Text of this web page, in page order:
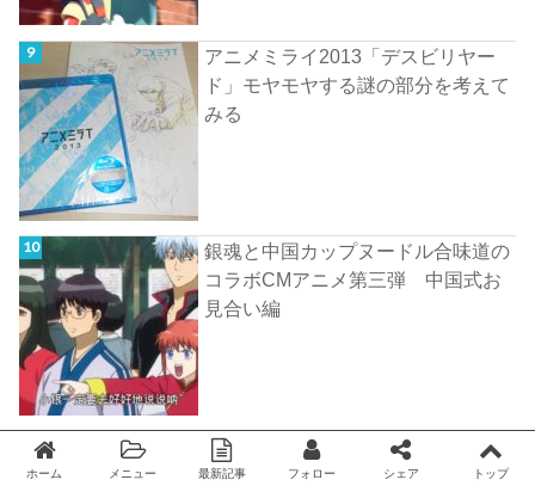
アニメミライ2013「デスビリヤー
ド」モヤモヤする謎の部分を考えて
みる
銀魂と中国カップヌードル合味道の
コラボCMアニメ第三弾 中国式お
見合い編
サムライスピリッツの新作ゲーム
「侍魂：朧月伝説」のショートアニ
ホーム メニュー 最新記事 フォロー シェア トップ
Twitter facebook